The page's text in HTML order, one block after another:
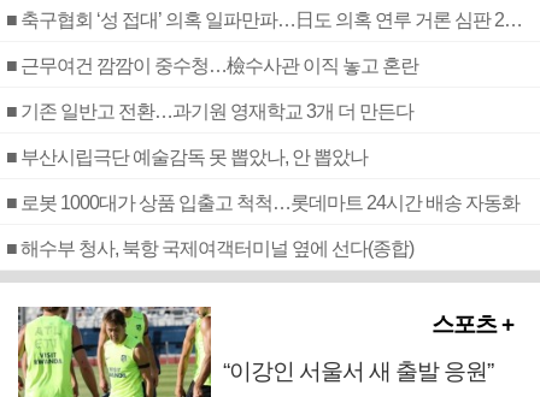
■ 축구협회 ‘성 접대’ 의혹 일파만파…日도 의혹 연루 거론 심판 2명 조사
■ 근무여건 깜깜이 중수청…檢수사관 이직 놓고 혼란
■ 기존 일반고 전환…과기원 영재학교 3개 더 만든다
■ 부산시립극단 예술감독 못 뽑았나, 안 뽑았나
■ 로봇 1000대가 상품 입출고 척척…롯데마트 24시간 배송 자동화
■ 해수부 청사, 북항 국제여객터미널 옆에 선다(종합)
스포츠 +
“이강인 서울서 새 출발 응원”